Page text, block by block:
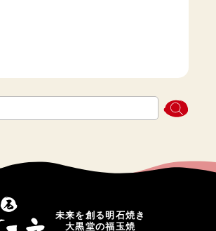
未来を創る明石焼き
大黒堂の福玉焼